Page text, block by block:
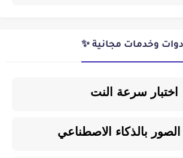
وخدمات مجانية ✨
اختبار سرعة النت
الصور بالذكاء الاصطناعي